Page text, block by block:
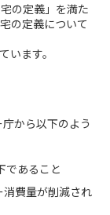
の定義」を満た
の定義について
ます。
から以下のよう
であること
費量が削減され